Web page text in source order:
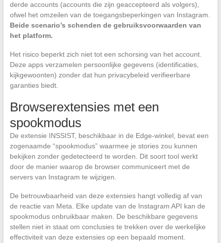
derde accounts (accounts die zijn geaccepteerd als volgers),
ofwel het omzeilen van de toegangsbeperkingen van Instagram.
Beide scenario’s schenden de gebruiksvoorwaarden van
het platform.
Het risico beperkt zich niet tot een schorsing van het account.
Deze apps verzamelen persoonlijke gegevens (identificaties,
kijkgewoonten) zonder dat hun privacybeleid verifieerbare
garanties biedt.
Browserextensies met een
spookmodus
De extensie INSSIST, beschikbaar in de Edge-winkel, bevat een
zogenaamde “spookmodus” waarmee je stories zou kunnen
bekijken zonder gedetecteerd te worden. Dit soort tool werkt
door de manier waarop de browser communiceert met de
servers van Instagram te wijzigen.
De betrouwbaarheid van deze extensies hangt volledig af van
de reactie van Meta. Elke update van de Instagram API kan de
spookmodus onbruikbaar maken. De beschikbare gegevens
stellen niet in staat om conclusies te trekken over de werkelijke
effectiviteit van deze extensies op een bepaald moment.